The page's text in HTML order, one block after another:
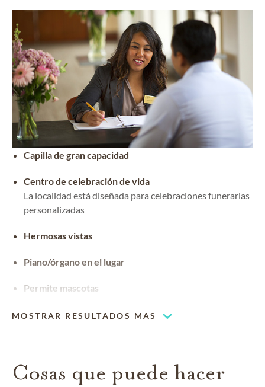
Capilla de gran capacidad
Centro de celebración de vida
La localidad está diseñada para celebraciones funerarias
personalizadas
Hermosas vistas
Piano/órgano en el lugar
Permite mascotas
MOSTRAR RESULTADOS MAS
Cosas que puede hacer